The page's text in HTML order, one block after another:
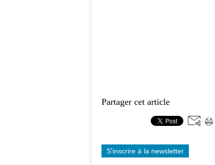
Partager cet article
S'inscrire à la newsletter